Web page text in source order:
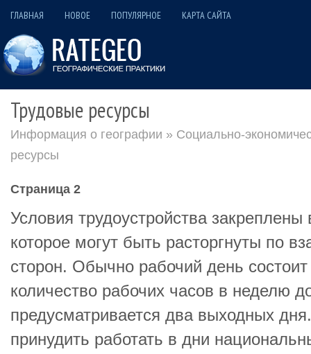
ГЛАВНАЯ НОВОЕ ПОПУЛЯРНОЕ КАРТА САЙТА
Трудовые ресурсы
Информация о географии » Социально-
ресурсы
Страница 2
Условия трудоустройства
которое могут быть расторгнуты по
сторон. Обычно рабочий день
количество рабочих часов в неделю
предусматривается два выходных
принудить работать в дни